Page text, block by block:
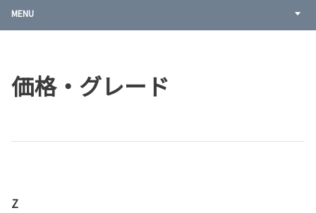
MENU
価格・グレード
Z